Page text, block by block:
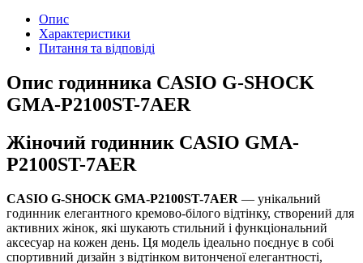
Опис
Характеристики
Питання та відповіді
Опис годинника CASIO G-SHOCK
GMA-P2100ST-7AER
Жіночий годинник CASIO GMA-
P2100ST-7AER
CASIO G-SHOCK GMA-P2100ST-7AER — унікальний
годинник елегантного кремово-білого відтінку, створений для
активних жінок, які шукають стильний і функціональний
аксесуар на кожен день. Ця модель ідеально поєднує в собі
спортивний дизайн з відтінком витонченої елегантності,